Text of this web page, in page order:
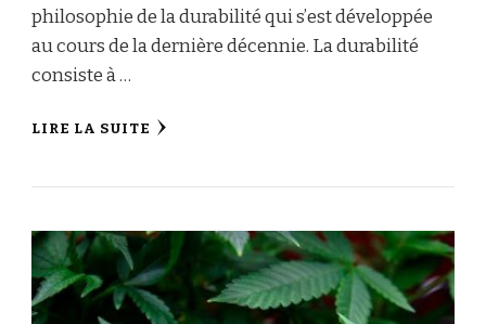
philosophie de la durabilité qui s’est développée
au cours de la dernière décennie. La durabilité
consiste à …
LIRE LA SUITE